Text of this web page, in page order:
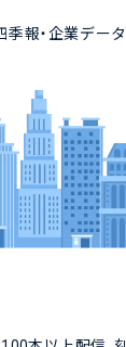
報・企業デー